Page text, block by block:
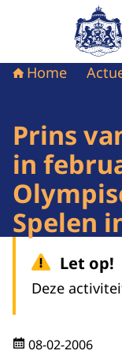
Naar
Home
Prins
in
Spelen
Let op!
Deze
08-02-2006